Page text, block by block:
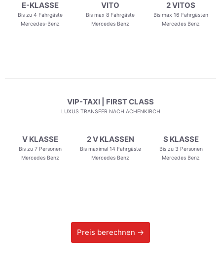
E-KLASSE
Bis zu 4 Fahrgäste
Mercedes-Benz
VITO
Bis max 8 Fahrgäste
Mercedes Benz
2 VITOS
Bis max 16 Fahrgästen
Mercedes Benz
VIP-TAXI | FIRST CLASS
LUXUS TRANSFER NACH ACHENKIRCH
V KLASSE
Bis zu 7 Personen
Mercedes Benz
2 V KLASSEN
Bis maximal 14 Fahrgäste
Mercedes Benz
S KLASSE
Bis zu 3 Personen
Mercedes Benz
Preis berechnen →